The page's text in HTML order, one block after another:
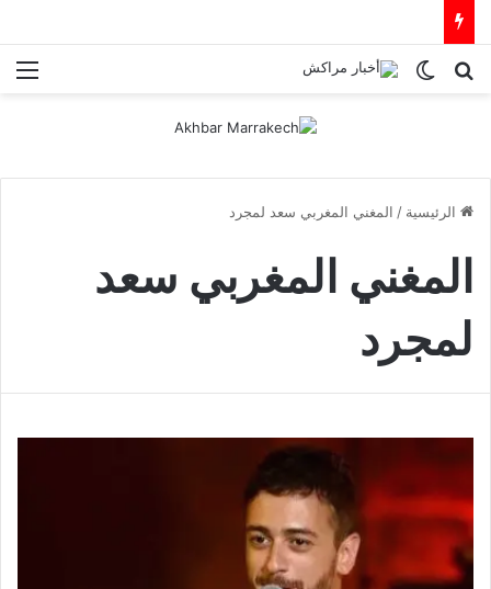
بحث عنالوضع المظلم
الرئيسية / المغني المغربي سعد لمجرد
المغني المغربي سعد
لمجرد